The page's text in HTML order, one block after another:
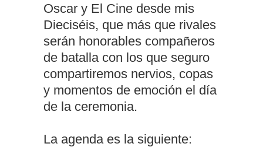
Oscar y El Cine desde mis
Dieciséis, que más que rivales
serán honorables compañeros
de batalla con los que seguro
compartiremos nervios, copas
y momentos de emoción el día
de la ceremonia.
La agenda es la siguiente: